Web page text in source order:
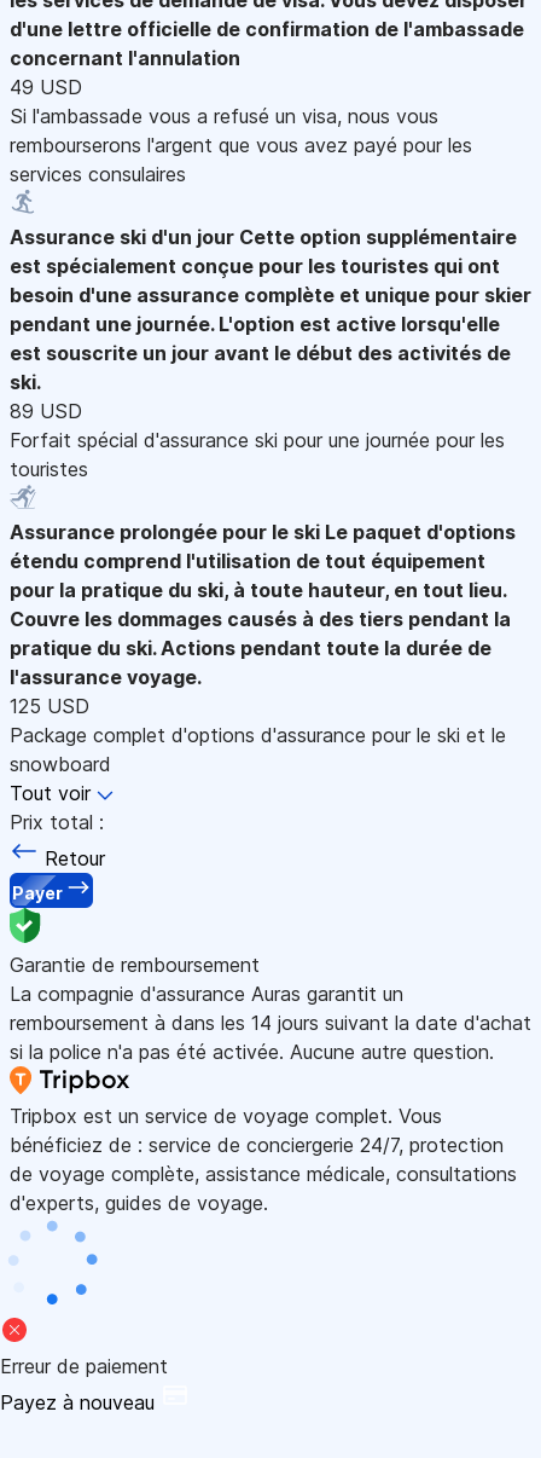
d'une lettre officielle de confirmation de l'ambassade
concernant l'annulation
49 USD
Si l'ambassade vous a refusé un visa, nous vous
rembourserons l'argent que vous avez payé pour les
services consulaires
Assurance ski d'un jour Cette option supplémentaire
est spécialement conçue pour les touristes qui ont
besoin d'une assurance complète et unique pour skier
pendant une journée. L'option est active lorsqu'elle
est souscrite un jour avant le début des activités de
ski.
89 USD
Forfait spécial d'assurance ski pour une journée pour les
touristes
Assurance prolongée pour le ski Le paquet d'options
étendu comprend l'utilisation de tout équipement
pour la pratique du ski, à toute hauteur, en tout lieu.
Couvre les dommages causés à des tiers pendant la
pratique du ski. Actions pendant toute la durée de
l'assurance voyage.
125 USD
Package complet d'options d'assurance pour le ski et le
snowboard
Tout voir
Prix total :
Retour
Payer
Garantie de remboursement
La compagnie d'assurance Auras garantit un
remboursement à dans les 14 jours suivant la date d'achat
si la police n'a pas été activée. Aucune autre question.
Tripbox est un service de voyage complet. Vous
bénéficiez de : service de conciergerie 24/7, protection
de voyage complète, assistance médicale, consultations
d'experts, guides de voyage.
Erreur de paiement
Payez à nouveau